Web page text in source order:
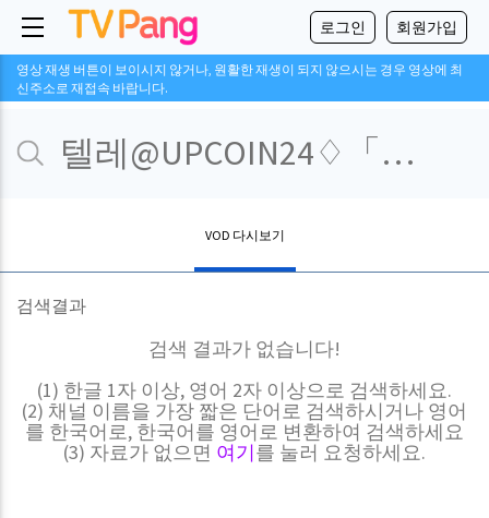
로그인 회원가입
영상 재생 버튼이 보이시지 않거나, 원활한 재생이 되지 않으시는 경우 영상에 최
신주소로 재접속 바랍니다.
VOD 다시보기
검색결과
검색 결과가 없습니다!
(1) 한글 1자 이상, 영어 2자 이상으로 검색하세요.
(2) 채널 이름을 가장 짧은 단어로 검색하시거나 영어
를 한국어로, 한국어를 영어로 변환하여 검색하세요
(3) 자료가 없으면 여기를 눌러 요청하세요.